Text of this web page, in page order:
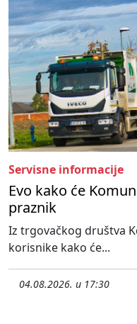
Servisne informacije
Evo kako će
praznik
Iz trgovačkog društva
korisnike kako će...
04.08.2026. u 17:30